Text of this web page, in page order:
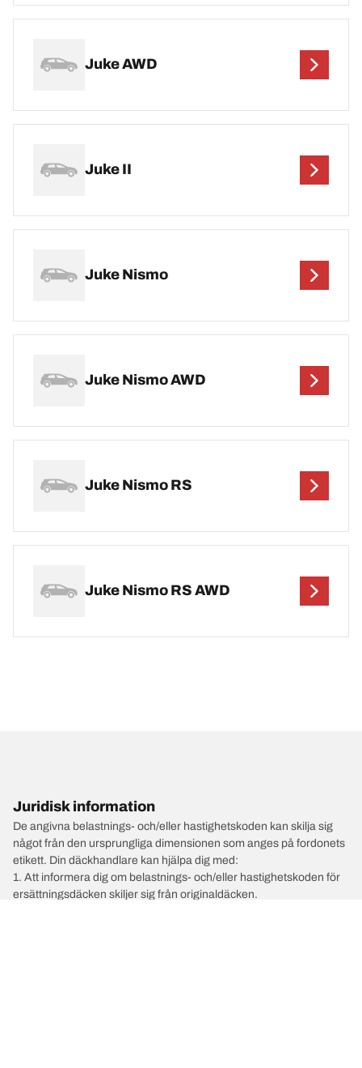
Juke AWD
Juke II
Juke Nismo
Juke Nismo AWD
Juke Nismo RS
Juke Nismo RS AWD
Juridisk information
De angivna belastnings- och/eller hastighetskoden kan skilja sig
något från den ursprungliga dimensionen som anges på fordonets
etikett. Din däckhandlare kan hjälpa dig med:
1. Att informera dig om belastnings- och/eller hastighetskoden för
ersättningsdäcken skiljer sig från originaldäcken.